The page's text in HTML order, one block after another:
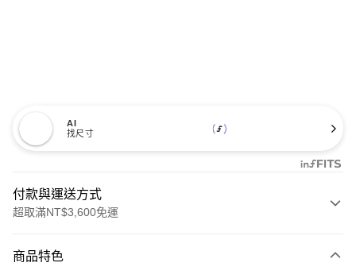
AI
找尺寸
付款與運送方式
超取滿NT$3,600免運
信用卡一次付款
商品特色